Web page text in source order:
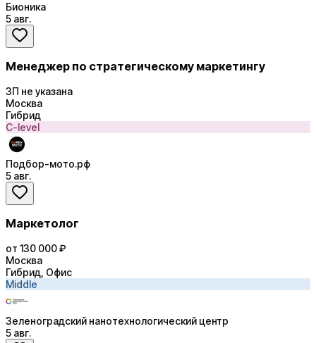
Бионика
5 авг.
Менеджер по стратегическому маркетингу
ЗП не указана
Москва
Гибрид
C-level
Подбор-мото.рф
5 авг.
Маркетолог
от 130 000 ₽
Москва
Гибрид, Офис
Middle
Зеленоградский нанотехнологический центр
5 авг.